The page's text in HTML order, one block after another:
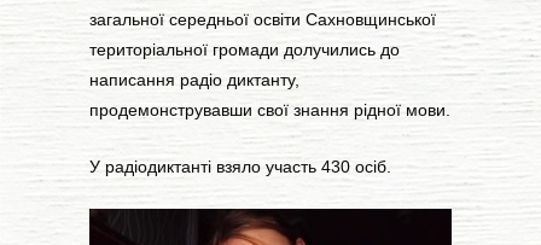
загальної середньої освіти Сахновщинської
територіальної громади долучились до
написання радіо диктанту,
продемонструвавши свої знання рідної мови.
У радіодиктанті взяло участь 430 осіб.